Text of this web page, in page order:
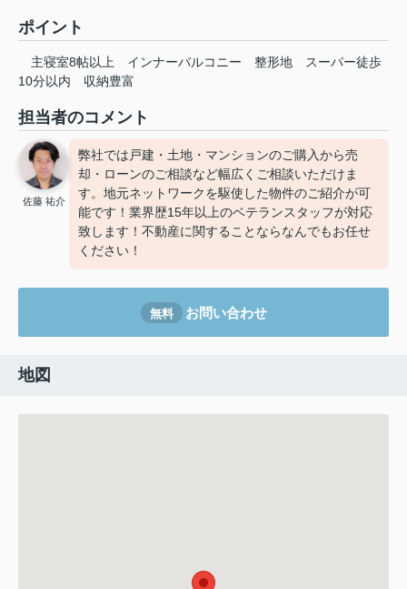
ポイント
主寝室8帖以上 インナーバルコニー 整形地
スーパー徒歩
10分以内
収納豊富
担当者のコメント
佐藤 祐介
弊社では戸建・土地・マンションのご購入から売
却・ローンのご相談など幅広くご相談いただけま
す。地元ネットワークを駆使した物件のご紹介が可
能です！業界歴15年以上のベテランスタッフが対応
致します！不動産に関することならなんでもお任せ
ください！
無料 お問い合わせ
地図